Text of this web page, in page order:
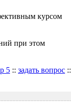
курсом
при этом
5 :: задать вопрос ::